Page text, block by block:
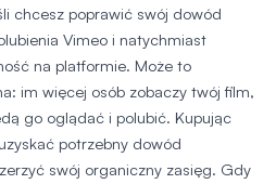
chcesz poprawić swój dowód
Vimeo i natychmiast
na platformie. Może to
im więcej osób zobaczy twój film,
go oglądać i polubić. Kupując
potrzebny dowód
swój organiczny zasięg. Gdy